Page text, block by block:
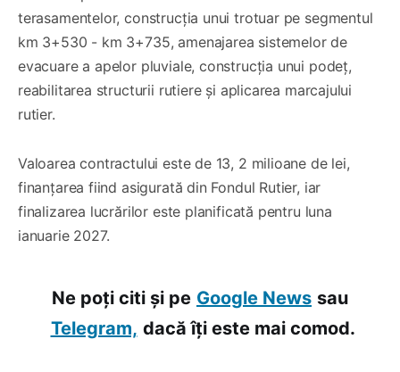
terasamentelor, construcția unui trotuar pe segmentul
km 3+530 - km 3+735, amenajarea sistemelor de
evacuare a apelor pluviale, construcția unui podeț,
reabilitarea structurii rutiere și aplicarea marcajului
rutier.
Valoarea contractului este de 13, 2 milioane de lei,
finanțarea fiind asigurată din Fondul Rutier, iar
finalizarea lucrărilor este planificată pentru luna
ianuarie 2027.
Ne poți citi și pe Google News sau
Telegram, dacă îți este mai comod.